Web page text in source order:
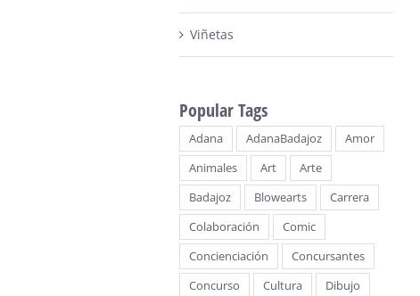
Viñetas
Popular Tags
Adana AdanaBadajoz
Amor
Animales
Art
Arte
Badajoz
Blowearts
Carrera
Colaboración
Comic
Concienciación
Concursantes
Concurso
Cultura
Dibujo